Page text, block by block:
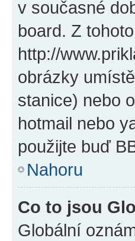
v současné
board. Z
http://
obrázky
stanice) nebo
hotmail nebo
použijte buď
Nahoru
Co to jsou
Globální